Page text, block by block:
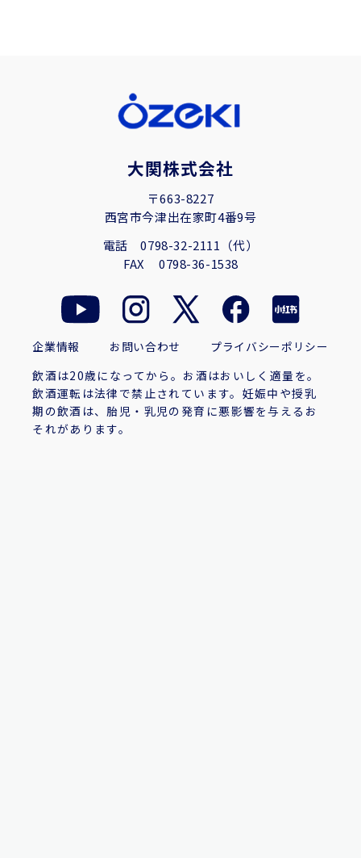
大関株式会社
〒663-8227
西宮市今津出在家町4番9号
電話0798-32-2111（代）
FAX 0798-36-1538
飲酒は20歳になってから。お酒はおいしく適量を。
飲酒運転は法律で禁止されています。妊娠中や授乳
期の飲酒は、胎児・乳児の発育に悪影響を与えるお
それがあります。
企業情報 お問い合わせ プライバシーポリシー